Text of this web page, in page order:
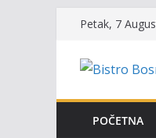
content
Petak, 7
POČETNA